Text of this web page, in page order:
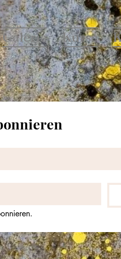
Galerie Kurse